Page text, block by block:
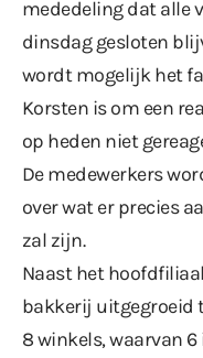
mededeling dat alle
dinsdag gesloten
wordt mogelijk het
Korsten is om een
op heden niet
De medewerkers
over wat er precies
zal zijn.
Naast het
bakkerij uitgegroeid
8 winkels, waarvan 6